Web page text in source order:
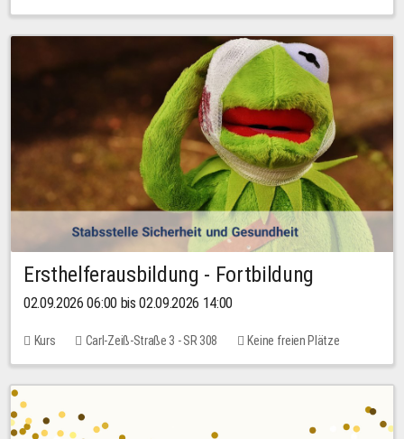
Ersthelferausbildung - Fortbildung
02.09.2026 06:00 bis 02.09.2026 14:00
Kurs Carl-Zeiß-Straße 3 - SR 308 Keine freien Plätze